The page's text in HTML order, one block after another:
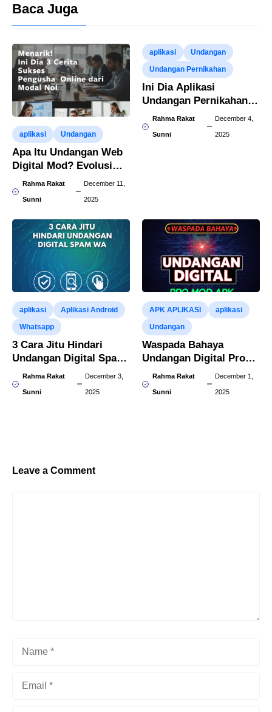
Baca Juga
aplikasi Undangan
Apa Itu Undangan Web
Digital Mod? Evolusi
Terkini Anti Ribet
Rahma Rakat
Sunni
December 11,
2025
aplikasi
Undangan
Undangan Pernikahan
Ini Dia Aplikasi
Undangan Pernikahan
Digital Terbaik 2026
Rahma Rakat
Sunni
December 4,
2025
aplikasi
Aplikasi Android
Whatsapp
3 Cara Jitu Hindari
Undangan Digital Spam
WARahma Rakat
Sunni
December 3,
2025
APK APLIKASI
aplikasi
Undangan
Waspada Bahaya
Undangan Digital Pro
Mod APK
Rahma Rakat
Sunni
December 1,
2025
Leave a Comment